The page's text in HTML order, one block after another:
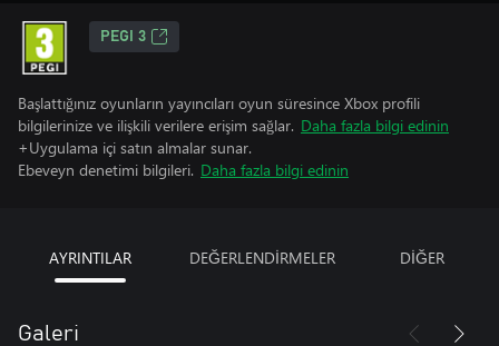
PEGI 3
Başlattığınız oyunların yayıncıları oyun süresince Xbox profili
bilgilerinize ve ilişkili verilere erişim sağlar. Daha fazla bilgi edinin
+Uygulama içi satın almalar sunar.
Ebeveyn denetimi bilgileri. Daha fazla bilgi edinin
AYRINTILAR DEĞERLENDİRMELER DİĞER
Galeri